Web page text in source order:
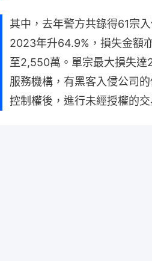
其中，去年警方共錄得61宗
2023年升64.9%，損失金額
至2,550萬。單宗最大損失達
服務機構，有黑客入侵公司
控制權後，進行未經授權的交